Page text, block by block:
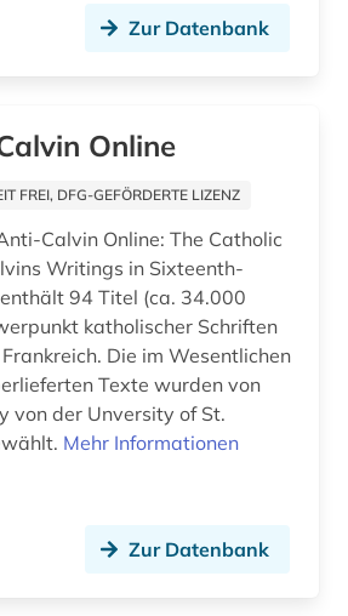
(7)
außenwirtschaft (1)
außerkanoische traktate (1)
bakteriologie (2)
Zur Datenbank
Online
FREI, DFG-GEFÖRDERTE LIZENZ
Calvin Online: The Catholic
Writings in Sixteenth-
94 Titel (ca. 34.000
katholischer Schriften
Die im Wesentlichen
Texte wurden von
von der Unversity of St.
Mehr Informationen
Zur Datenbank